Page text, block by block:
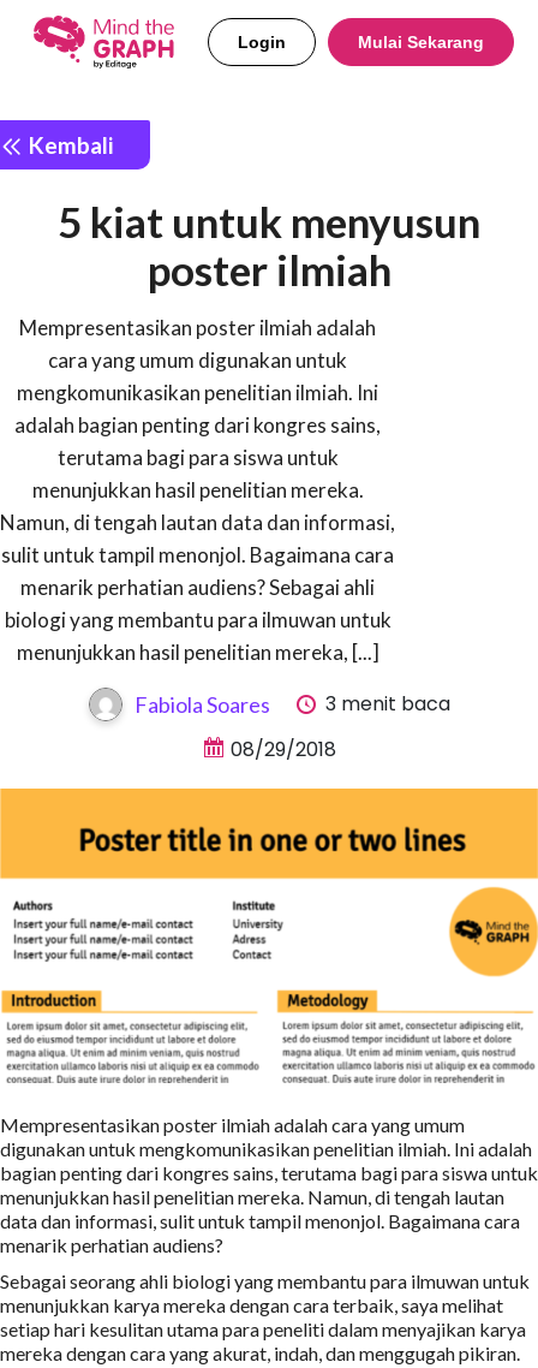
Login Mulai Sekarang
Kembali
5 kiat untuk menyusun
poster ilmiah
Mempresentasikan poster ilmiah adalah
cara yang umum digunakan untuk
mengkomunikasikan penelitian ilmiah. Ini
adalah bagian penting dari kongres sains,
terutama bagi para siswa untuk
menunjukkan hasil penelitian mereka.
Namun, di tengah lautan data dan informasi,
sulit untuk tampil menonjol. Bagaimana cara
menarik perhatian audiens? Sebagai ahli
biologi yang membantu para ilmuwan untuk
menunjukkan hasil penelitian mereka, [...]
Fabiola Soares
3 menit baca
08/29/2018
Mempresentasikan poster ilmiah adalah cara yang umum
digunakan untuk mengkomunikasikan penelitian ilmiah. Ini adalah
bagian penting dari kongres sains, terutama bagi para siswa untuk
menunjukkan hasil penelitian mereka. Namun, di tengah lautan
data dan informasi, sulit untuk tampil menonjol. Bagaimana cara
menarik perhatian audiens?
Sebagai seorang ahli biologi yang membantu para ilmuwan untuk
menunjukkan karya mereka dengan cara terbaik, saya melihat
setiap hari kesulitan utama para peneliti dalam menyajikan karya
mereka dengan cara yang akurat, indah, dan menggugah pikiran.